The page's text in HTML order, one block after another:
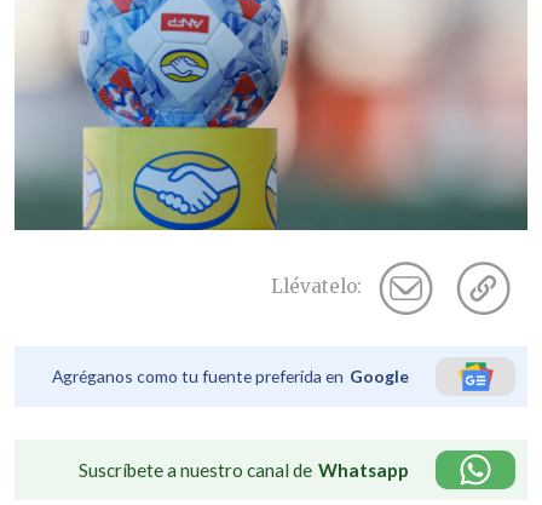
Llévatelo:
Agréganos como tu fuente preferida en Google
Suscríbete a nuestro canal de Whatsapp